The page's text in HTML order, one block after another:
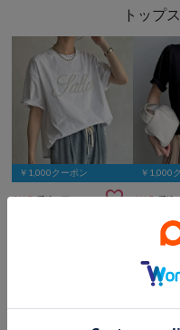
トップ
￥1,000クーポン
SALE 手洗い可 
￥1,000
SALE 手洗
ワイドTEE
6,853 (